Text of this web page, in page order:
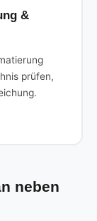
&
prüfen,
neben